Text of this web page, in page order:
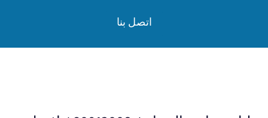
اتصل بنا